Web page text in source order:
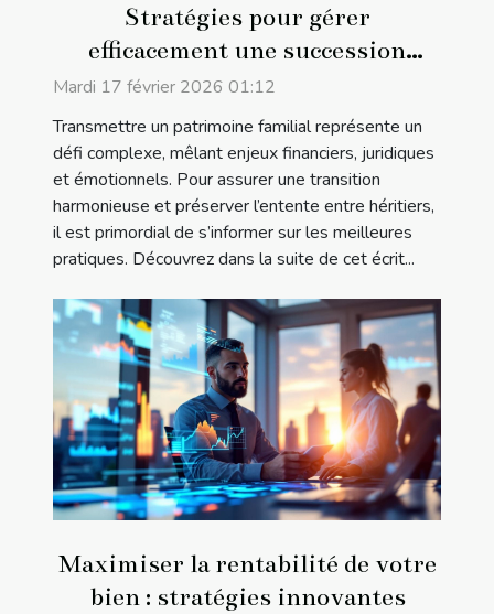
Stratégies pour gérer
efficacement une succession
familiale
Mardi 17 février 2026 01:12
Transmettre un patrimoine familial représente un
défi complexe, mêlant enjeux financiers, juridiques
et émotionnels. Pour assurer une transition
harmonieuse et préserver l’entente entre héritiers,
il est primordial de s’informer sur les meilleures
pratiques. Découvrez dans la suite de cet écrit...
Maximiser la rentabilité de votre
bien : stratégies innovantes